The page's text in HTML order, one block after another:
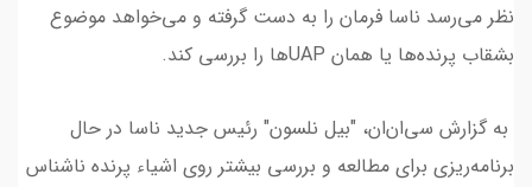
نظر می‌رسد ناسا فرمان را به دست گرفته و می‌خواهد موضوع
بشقاب پرنده‌ها یا همان UAPها را بررسی کند.
به گزارش سی‌ان‌ان، "بیل نلسون" رئیس جدید ناسا در حال
برنامه‌ریزی برای مطالعه و بررسی بیشتر روی اشیاء پرنده ناشناس